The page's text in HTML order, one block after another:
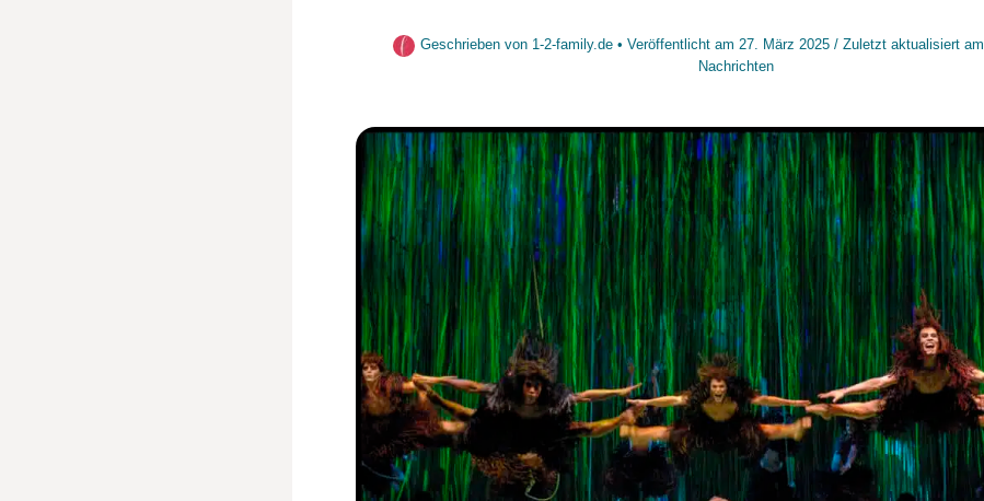
Geschrieben von 1-2-family.de • Veröffentlicht am 27. März 2025 / Zuletzt aktualisiert am
Nachrichten